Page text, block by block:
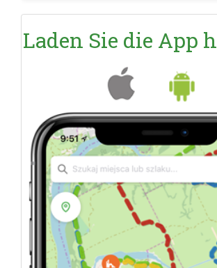
Laden Sie die App